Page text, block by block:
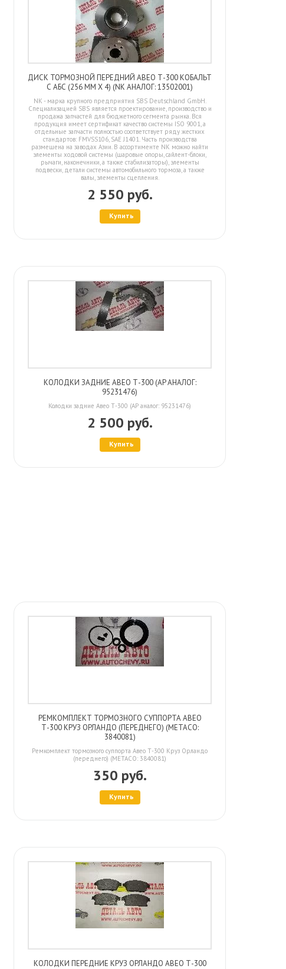
ДИСК ТОРМОЗНОЙ ПЕРЕДНИЙ АВЕО Т-300 КОБАЛЬТ
С АБС (256 ММ Х 4) (NK АНАЛОГ: 13502001)
NK - марка крупного предприятия SBS Deutschland GmbH.
Специализацией SBS является проектирование, производство и
продажа запчастей для бюджетного сегмента рынка. Вся
продукция имеет сертификат качество системы ISO 9001, а
отдельные запчасти полностью соответствует ряду жестких
стандартов: FMVSS106, SAE J1401. Часть производства
размещена на заводах Азии. В ассортименте NK можно найти
элементы ходовой системы (шаровые опоры, сайлент-блоки,
рычаги, наконечники, а также стабилизаторы), элементы
подвески, детали системы автомобильного тормоза, а также
валы, элементы сцепления.
2 550 руб.
Купить
КОЛОДКИ ЗАДНИЕ АВЕО Т-300 (AP АНАЛОГ:
95231476)
Колодки задние Авео Т-300 (AP аналог: 95231476)
2 500 руб.
Купить
РЕМКОМПЛЕКТ ТОРМОЗНОГО СУППОРТА АВЕО
Т-300 КРУЗ ОРЛАНДО (ПЕРЕДНЕГО) (METACO:
3840081)
Ремкомплект тормозного суппорта Авео Т-300 Круз Орландо
(переднего) (METACO: 3840081)
350 руб.
Купить
КОЛОДКИ ПЕРЕДНИЕ КРУЗ ОРЛАНДО АВЕО Т-300